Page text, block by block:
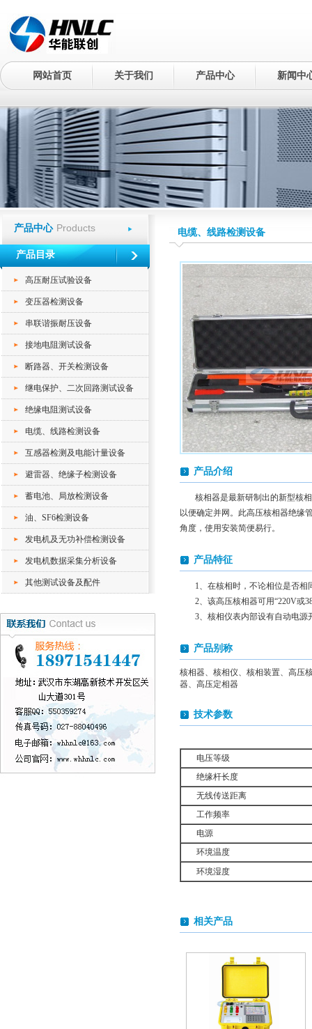
网站首页 关于我们 产品中心 新闻中
产品中心 Products
产品目录
高压耐压试验设备
变压器检测设备
串联谐振耐压设备
接地电阻测试设备
断路器、开关检测设备
继电保护、二次回路测试设备
绝缘电阻测试设备
电缆、线路检测设备
互感器检测及电能计量设备
避雷器、绝缘子检测设备
蓄电池、局放检测设备
油、SF6检测设备
发电机及无功补偿检测设备
发电机数据采集分析设备
其他测试设备及配件
电缆、线路检测设备
产品介绍
核相器是最新研制出的新型核
以便确定并网。此高压核相器绝缘
角度，使用安装简便易行。
产品特征
1、在核相时，不论相位是否
2、该高压核相器可用“220V或
3、核相仪表内部设有自动电
产品别称
核相器、核相仪、核相装置、高压
器、高压定相器
技术参数
电压等级
绝缘杆长度
无线传送距离
工作频率
电源
环境温度
环境湿度
相关产品